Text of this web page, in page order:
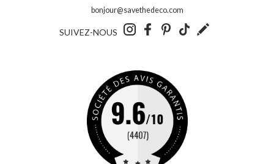
bonjour@savethedeco.com
SUIVEZ-NOUS